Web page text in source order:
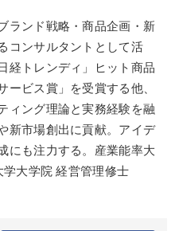
ランド戦略・商品企画・新
コンサルタントとして活
経トレンディ」ヒット商品
ービス賞」を受賞する他、
ィング理論と実務経験を融
新市場創出に貢献。アイデ
にも注力する。産業能率大
大学院 経営管理修士